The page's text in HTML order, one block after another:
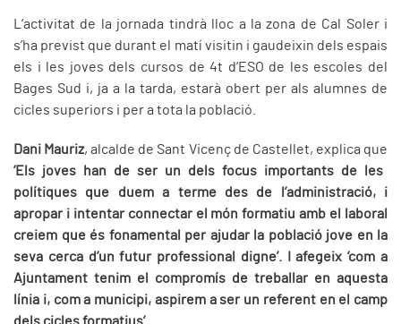
L’activitat de la jornada tindrà lloc a la zona de Cal Soler i
s’ha previst que durant el matí visitin i gaudeixin dels espais
els i les joves dels cursos de 4t d’ESO de les escoles del
Bages Sud i, ja a la tarda, estarà obert per als alumnes de
cicles superiors i per a tota la població.
Dani Mauriz, alcalde de Sant Vicenç de Castellet, explica que
‘Els joves han de ser un dels focus importants de les
polítiques que duem a terme des de l’administració, i
apropar i intentar connectar el món formatiu amb el laboral
creiem que és fonamental per ajudar la població jove en la
seva cerca d’un futur professional digne’. I afegeix ‘com a
Ajuntament tenim el compromís de treballar en aquesta
línia i, com a municipi, aspirem a ser un referent en el camp
dels cicles formatius’.